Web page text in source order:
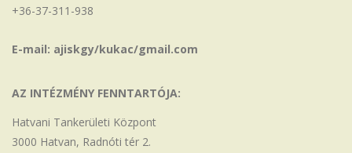
+36-37-311-938
E-mail: ajiskgy/kukac/gmail.com
AZ INTÉZMÉNY FENNTARTÓJA:
Hatvani Tankerületi Központ
3000 Hatvan, Radnóti tér 2.